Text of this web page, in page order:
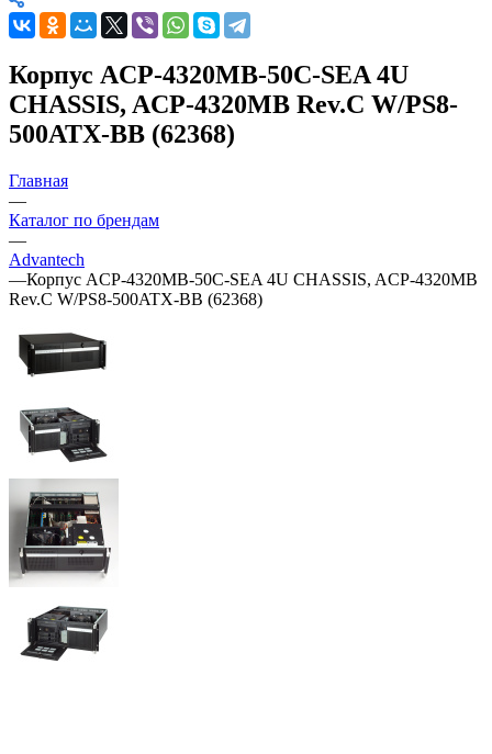
Корпус ACP-4320MB-50C-SEA 4U
CHASSIS, ACP-4320MB Rev.C W/PS8-
500ATX-BB (62368)
Главная
—
Каталог по брендам
—
Advantech
—Корпус ACP-4320MB-50C-SEA 4U CHASSIS, ACP-4320MB
Rev.C W/PS8-500ATX-BB (62368)